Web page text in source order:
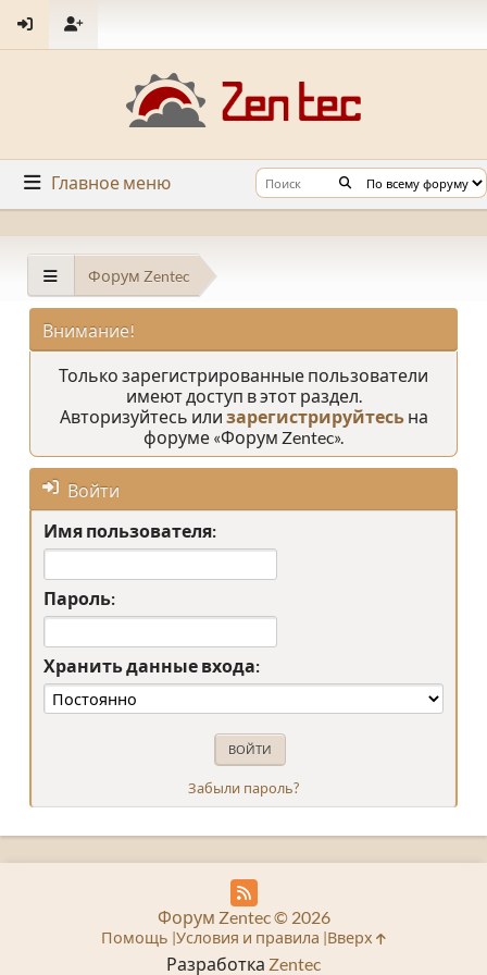
Главное меню
Форум Zentec
Внимание!
Только зарегистрированные пользователи
имеют доступ в этот раздел.
Авторизуйтесь или зарегистрируйтесьна
форуме «Форум Zentec».
Войти
Имя пользователя:
Пароль:
Хранить данные входа:
Забыли пароль?
Разработка Zentec
Форум Zentec © 2026
Помощь Условия и правила Вверх